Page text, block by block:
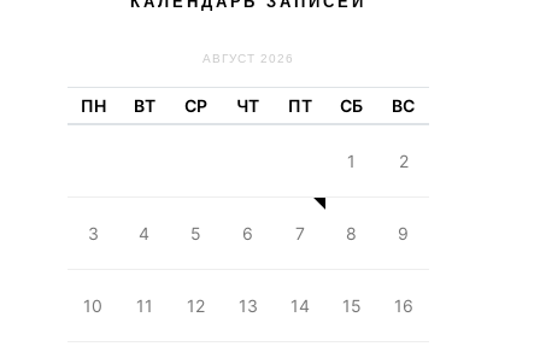
АВГУСТ 2026
ПН ВТ СР ЧТ ПТ СБ ВС
1 2
3 4 5 6 7 8 9
10 11 12 13 14 15 16